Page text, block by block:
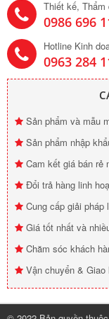
Thiết kế, Thẩm
0986 696
Hotline Kinh
0963 284
Sản phẩm và mẫu
Sản phẩm nhập
Cam kết giá bán rẻ
Đổi trả hàng linh
Cung cấp giải pháp
Giá tốt nhất và
Chăm sóc khách
Vận chuyển & Giao